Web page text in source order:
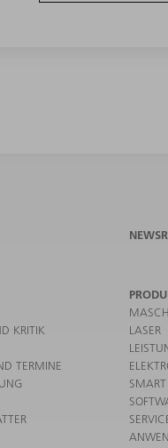
KRITIK
TERMINE
LASER